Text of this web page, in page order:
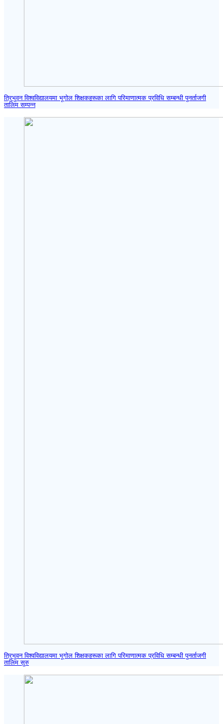
त्रिभुवन विश्वविद्यालयमा भूगोल शिक्षकहरूका लागि परिमाणात्मक प्रविधि सम्बन्धी पुनर्ताजगी
तालिम सम्पन्न
त्रिभुवन विश्वविद्यालयमा भूगोल शिक्षकहरूका लागि परिमाणात्मक प्रविधि सम्बन्धी पुनर्ताजगी
तालिम सुरु